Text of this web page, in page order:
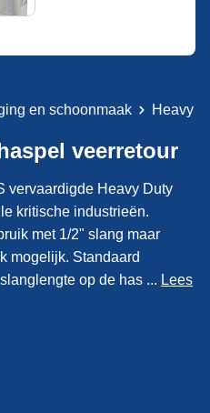
en schoonmaak
Heavy
veerretour
vervaardigde Heavy Duty
kritische industrieën.
met 1/2" slang maar
mogelijk. Standaard
op de has ... Lees